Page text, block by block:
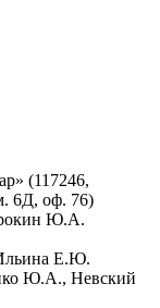
(117246,
6Д, оф. 76)
Ю.А.
Ильина Е.Ю.
Ю.А., Невский